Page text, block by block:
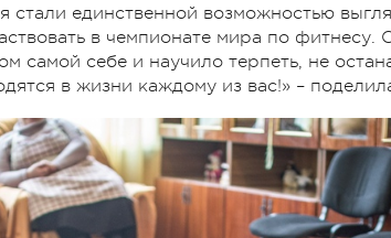
стали единственной возможностью
в чемпионате мира по фитнесу.
самой себе и научило терпеть, не
в жизни каждому из вас!» –